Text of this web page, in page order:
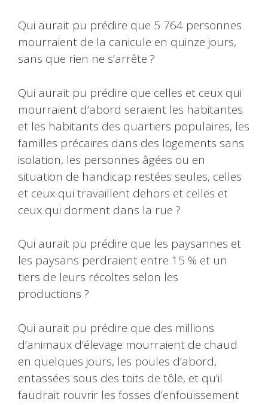
Qui aurait pu prédire que 5 764 personnes
mourraient de la canicule en quinze jours,
sans que rien ne s’arrête ?
Qui aurait pu prédire que celles et ceux qui
mourraient d’abord seraient les habitantes
et les habitants des quartiers populaires, les
familles précaires dans des logements sans
isolation, les personnes âgées ou en
situation de handicap restées seules, celles
et ceux qui travaillent dehors et celles et
ceux qui dorment dans la rue ?
Qui aurait pu prédire que les paysannes et
les paysans perdraient entre 15 % et un
tiers de leurs récoltes selon les
productions ?
Qui aurait pu prédire que des millions
d’animaux d’élevage mourraient de chaud
en quelques jours, les poules d’abord,
entassées sous des toits de tôle, et qu’il
faudrait rouvrir les fosses d’enfouissement